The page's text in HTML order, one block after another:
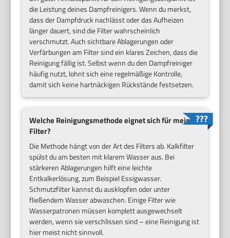
die Leistung deines Dampfreinigers. Wenn du merkst,
dass der Dampfdruck nachlässt oder das Aufheizen
länger dauert, sind die Filter wahrscheinlich
verschmutzt. Auch sichtbare Ablagerungen oder
Verfärbungen am Filter sind ein klares Zeichen, dass die
Reinigung fällig ist. Selbst wenn du den Dampfreiniger
häufig nutzt, lohnt sich eine regelmäßige Kontrolle,
damit sich keine hartnäckigen Rückstände festsetzen.
Welche Reinigungsmethode eignet sich für meinen
Filter?
Die Methode hängt von der Art des Filters ab. Kalkfilter
spülst du am besten mit klarem Wasser aus. Bei
stärkeren Ablagerungen hilft eine leichte
Entkalkerlösung, zum Beispiel Essigwasser.
Schmutzfilter kannst du ausklopfen oder unter
fließendem Wasser abwaschen. Einige Filter wie
Wasserpatronen müssen komplett ausgewechselt
werden, wenn sie verschlissen sind – eine Reinigung ist
hier meist nicht sinnvoll.